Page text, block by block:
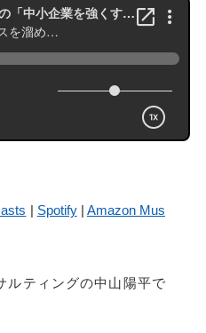
| Spotify| Amazon Mus
ルティングの中山陽平で